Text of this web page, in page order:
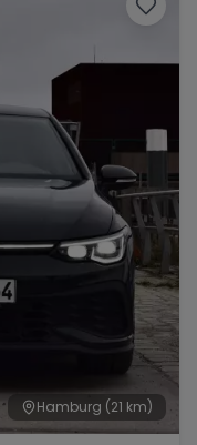
Hamburg (21 km)